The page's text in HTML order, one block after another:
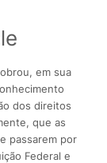
em sua
dos direitos
que as
passarem por
Federal e